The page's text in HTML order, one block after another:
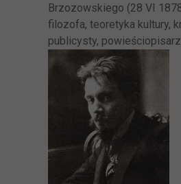
Brzozowskiego (28 VI
filozofa, teoretyka kultury,
publicysty,